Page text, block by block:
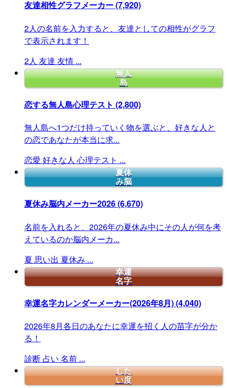
友達相性グラフメーカー(7,920)
2人の名前を入力すると、友達としての相性がグラフ
で表示されます！
2人 友達 友情 ...
無人
島
恋する無人島心理テスト (2,800)
無人島へ1つだけ持っていく物を選ぶと、好きな人と
の恋であなたが本当に求...
恋愛 好きな人 心理テスト ...
夏休
み脳
夏休み脳内メーカー2026(6,670)
名前を入れると、2026年の夏休み中にその人が何を考
えているのか脳内メーカ...
夏 思い出 夏休み ...
幸運
名字
幸運名字カレンダーメーカー(2026年8月)(4,040)
2026年8月各日のあなたに幸運を招く人の苗字が分か
る！
診断 占い 名前 ...
した
い度